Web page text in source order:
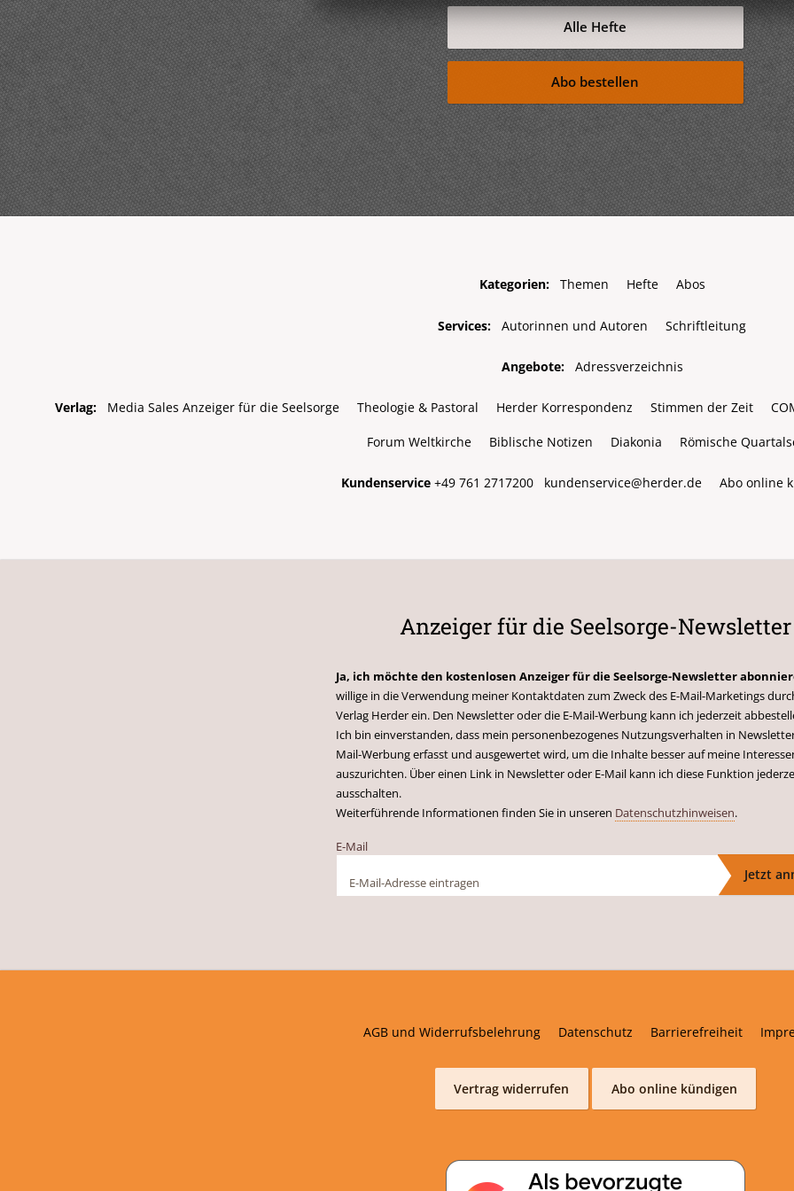
Alle Hefte
Abo bestellen
Kategorien: Themen Hefte Abos
Services: Autorinnen und Autoren Schriftleitung
Angebote: Adressverzeichnis
Verlag: Media Sales Anzeiger für die Seelsorge Theologie & Pastoral Herder Korrespondenz Stimmen der Zeit
Forum Weltkirche Biblische Notizen Diakonia Römische
Kundenservice +49 761 2717200 kundenservice@herder.de Abo online
Anzeiger für die Seelsorge-Newsletter
Ja, ich möchte den kostenlosen Anzeiger für die Seelsorge-Newsletter
willige in die Verwendung meiner Kontaktdaten zum Zweck des E-Mail-Marketings
Verlag Herder ein. Den Newsletter oder die E-Mail-Werbung kann ich jederzeit
Ich bin einverstanden, dass mein personenbezogenes Nutzungsverhalten in
Mail-Werbung erfasst und ausgewertet wird, um die Inhalte besser auf meine
auszurichten. Über einen Link in Newsletter oder E-Mail kann ich diese Funktion
ausschalten.
Weiterführende Informationen finden Sie in unseren Datenschutzhinweisen.
E-Mail
Jetzt
AGB und Widerrufsbelehrung Datenschutz Barrierefreiheit
Vertrag widerrufen Abo online kündigen